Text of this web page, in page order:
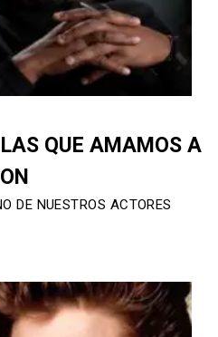
QUE AMAMOS A
DE NUESTROS ACTORES